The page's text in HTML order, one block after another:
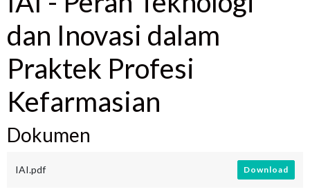
dan Inovasi dalam
Praktek Profesi
Kefarmasian
Dokumen
IAI.pdf Download